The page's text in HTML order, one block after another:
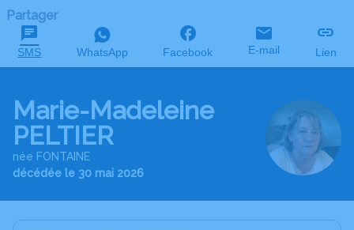
Partager
SMS WhatsApp Facebook E-mail Lien
Marie-Madeleine
PELTIER
née FONTAINE
décédée le 30 mai 2026